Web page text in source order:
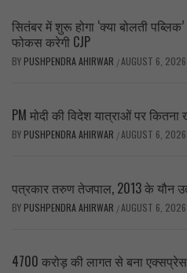
सितंबर में शुरू होगा ‘क्या बोलती
फोकस करेगी CJP
BY PUSHPENDRA AHIRWAR /AUGUST 6, 2026
PM मोदी की विदेश यात्राओं पर
BY PUSHPENDRA AHIRWAR /AUGUST 6, 2026
पत्रकार तरुण तेजपाल, 2013 के यौन
BY PUSHPENDRA AHIRWAR /AUGUST 6, 2026
4700 करोड़ की लागत से बना